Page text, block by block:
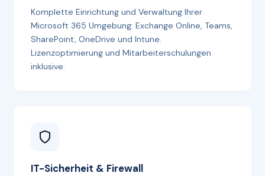
Komplette Einrichtung und Verwaltung Ihrer
Microsoft 365 Umgebung: Exchange Online, Teams,
SharePoint, OneDrive und Intune.
Lizenzoptimierung und Mitarbeiterschulungen
inklusive.
IT-Sicherheit & Firewall